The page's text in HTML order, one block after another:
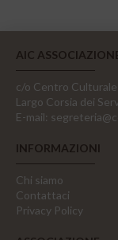
AIC
c/o Centro
Largo Corsia dei
E-mail:
INFORMAZIONI
Chi siamo
Contattaci
Privacy Policy